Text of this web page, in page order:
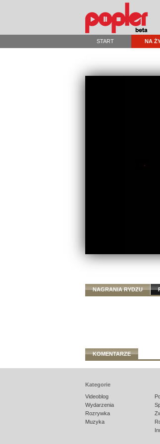
START NA
NAGRANIA RYDZU
KOMENTARZE
Kategorie
Videoblog
Wydarzenia
Rozrywka
Muzyka